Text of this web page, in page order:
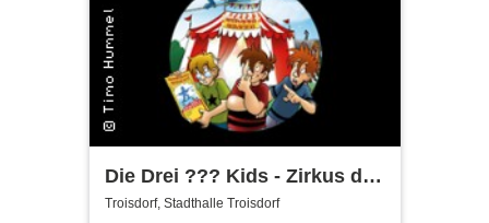
Die Drei ??? Kids - Zirkus der
Rätsel
Troisdorf, Stadthalle Troisdorf